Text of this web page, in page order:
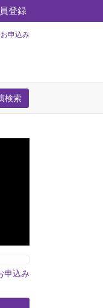
登録
申込み
検索
ョン」
申込み